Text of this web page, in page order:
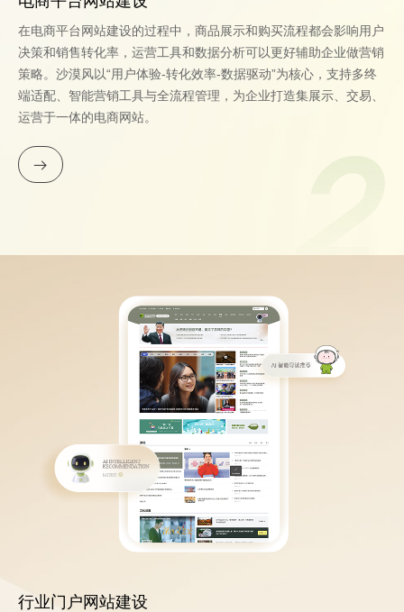
在电商平台网站建设的过程中，商品展示和购买流程都会影响用户
决策和销售转化率，运营工具和数据分析可以更好辅助企业做营销
策略。沙漠风以“用户体验-转化效率-数据驱动”为核心，支持多终
端适配、智能营销工具与全流程管理，为企业打造集展示、交易、
运营于一体的电商网站。
2
行业门户网站建设